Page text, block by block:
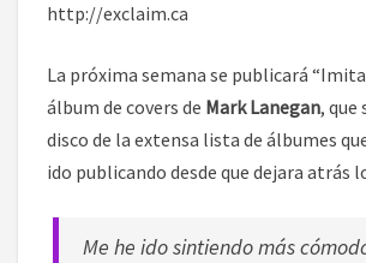
http://exclaim.ca
La próxima semana se publicará
álbum de covers de Mark Lanegan, que
disco de la extensa lista de álbumes
ido publicando desde que dejara atrás
Me he ido sintiendo más